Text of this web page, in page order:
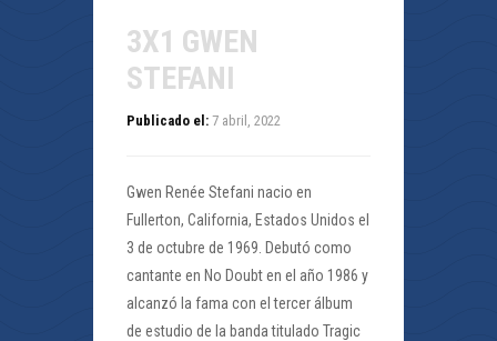
3X1 GWEN
STEFANI
Publicado el: 7 abril, 2022
Gwen Renée Stefani nacio en
Fullerton, California, Estados Unidos el
3 de octubre de 1969. Debutó como
cantante en No Doubt en el año 1986 y
alcanzó la fama con el tercer álbum
de estudio de la banda titulado Tragic